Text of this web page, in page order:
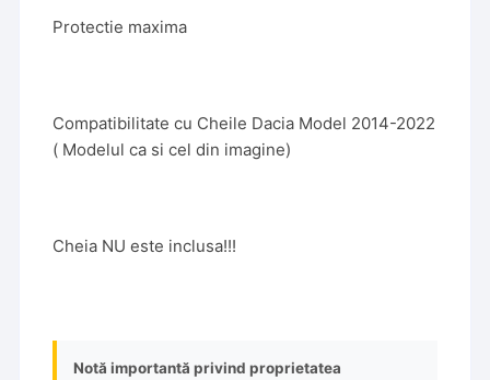
Protectie maxima
Compatibilitate cu Cheile Dacia Model 2014-2022
( Modelul ca si cel din imagine)
Cheia NU este inclusa!!!
Notă importantă privind proprietatea